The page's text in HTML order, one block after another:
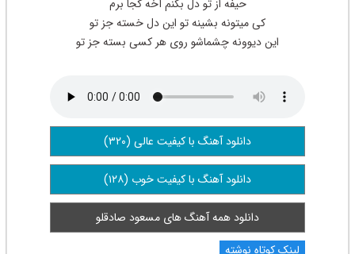
حیفه از تو دل بکنم آخه کجا برم
کی میتونه بشینه تو این دل خسته جز تو
این دیوونه چشماشو روی هر کسی بسته جز تو
دانلود آهنگ با کیفیت عالی (۳۲۰)
دانلود آهنگ با کیفیت خوب (۱۲۸)
دانلود همه آهنگ های مسعود صادقلو
لینک کوتاه نوشته